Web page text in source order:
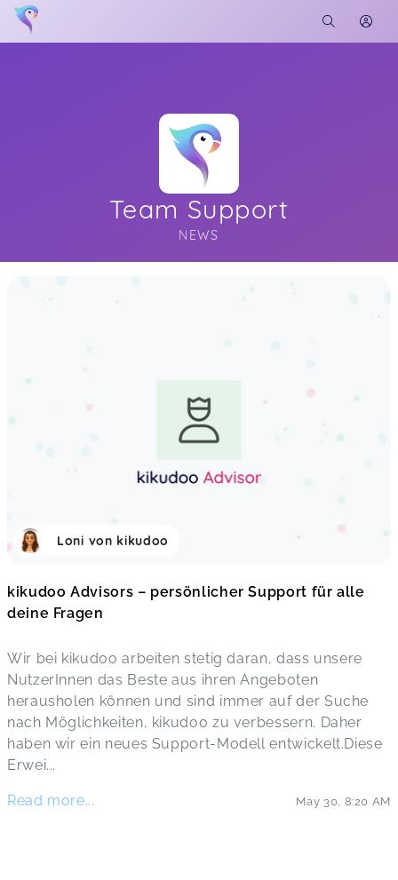
Team Support
NEWS
Soon you will learn more about me here...
Loni von kikudoo
kikudoo Advisors – persönlicher Support für alle
deine Fragen
Wir bei kikudoo arbeiten stetig daran, dass unsere
NutzerInnen das Beste aus ihren Angeboten
herausholen können und sind immer auf der Suche
nach Möglichkeiten, kikudoo zu verbessern. Daher
haben wir ein neues Support-Modell entwickelt.Diese
Erwei...
Read more... May 30 8:20 AM